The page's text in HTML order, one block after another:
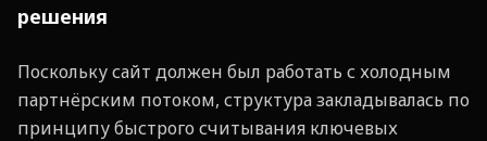
решения
Поскольку сайт должен был работать с холодным
партнёрским потоком, структура закладывалась по
принципу быстрого считывания ключевых